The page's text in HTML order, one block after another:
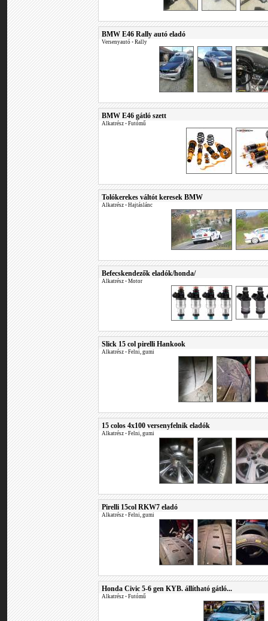
BMW E46 Rally autó eladó
Versenyautó • Rally
BMW E46 gátló szett
Alkatrész • Futómű
Tolókerekes váltót keresek BMW
Alkatrész • Hajtáslánc
Befecskendezők eladók/honda/
Alkatrész • Motor
Slick 15 col pirelli Hankook
Alkatrész • Felni, gumi
15 colos 4x100 versenyfelnik eladók
Alkatrész • Felni, gumi
Pirelli 15col RKW7 eladó
Alkatrész • Felni, gumi
Honda Civic 5-6 gen KYB. állítható gátló...
Alkatrész • Futómű